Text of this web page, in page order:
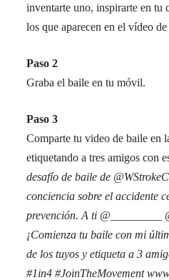
inventarte uno, inspirarte en tu
los que aparecen en el vídeo
Paso 2
Graba el baile en tu móvil.
Paso 3
Comparte tu video de baile en
etiquetando a tres amigos con
desafío de baile de
conciencia sobre el accidente
prevención. A ti @_________
¡Comienza tu baile con mi
de los tuyos y etiqueta a 3
#1in4 #JoinTheMovement